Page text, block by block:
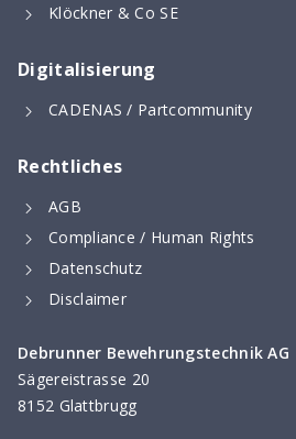
Klöckner & Co SE
Digitalisierung
CADENAS / Partcommunity
Rechtliches
AGB
Compliance / Human Rights
Datenschutz
Disclaimer
Debrunner Bewehrungstechnik AG
Sägereistrasse 20
8152 Glattbrugg